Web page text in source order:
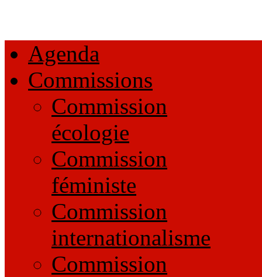
Agenda
Commissions
Commission
écologie
Commission
féministe
Commission
internationalisme
Commission